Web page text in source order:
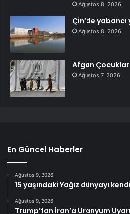
Ağustos 8, 2026
Çin’de
Ağustos 8, 2026
Afgan Çocuklar
Ağustos 7, 2026
En Güncel Haberler
Ağustos 9, 2026
15 yaşındaki Yağız dünyayı
Ağustos 9, 2026
Trump’tan İran’a Uranyum